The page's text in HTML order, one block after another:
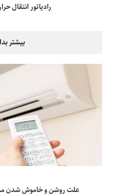
رادیاتور انتقال
بیشتر
علت روشن و خاموش شدن